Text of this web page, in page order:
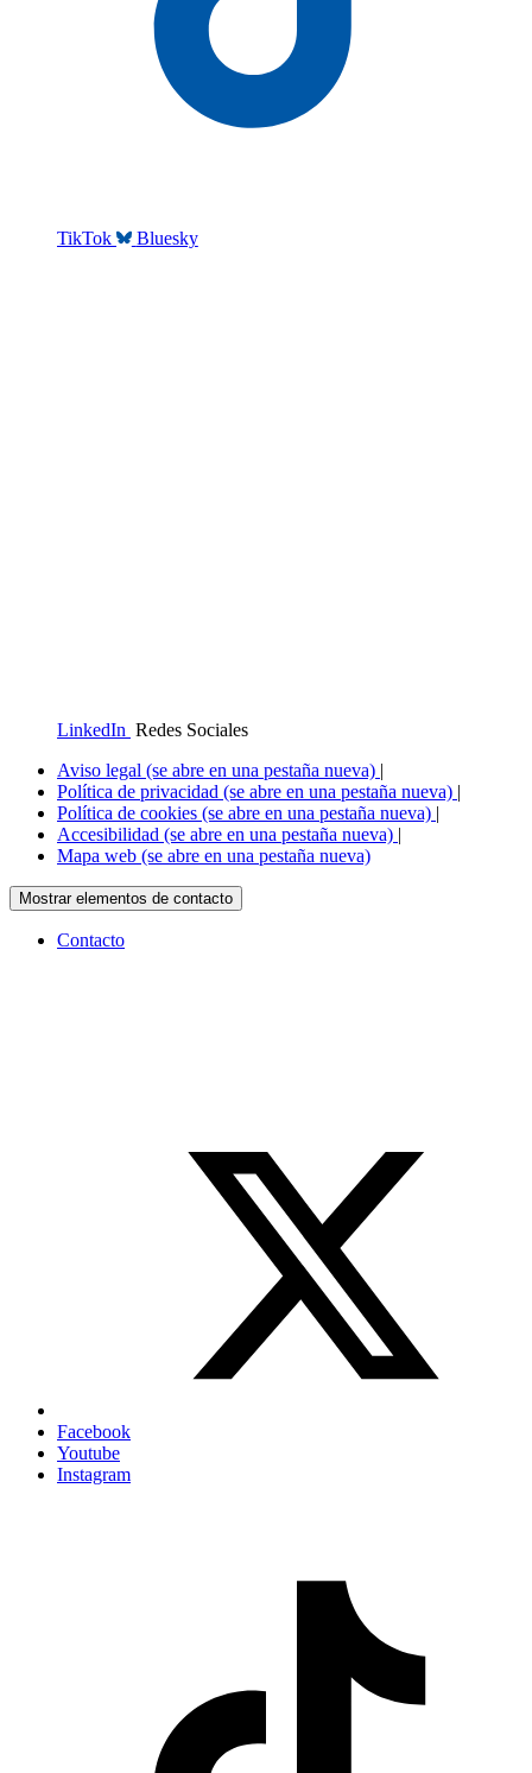
TikTok Bluesky
LinkedIn Redes Sociales
Aviso legal (se abre en una pestaña nueva) |
Política de privacidad (se abre en una pestaña nueva) |
Política de cookies (se abre en una pestaña nueva) |
Accesibilidad (se abre en una pestaña nueva) |
Mapa web (se abre en una pestaña nueva)
Mostrar elementos de contacto
Contacto
Facebook
Youtube
Instagram